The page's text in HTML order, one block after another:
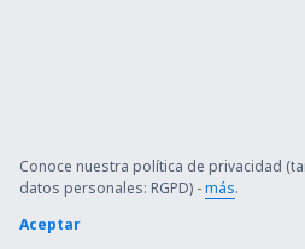
Conoce nuestra política de privacidad
datos personales: RGPD) -más.
Aceptar